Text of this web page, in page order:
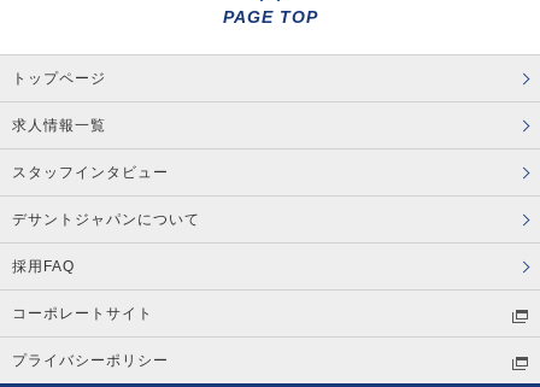
PAGE TOP
トップページ
求人情報一覧
スタッフインタビュー
デサントジャパンについて
採用FAQ
コーポレートサイト
プライバシーポリシー